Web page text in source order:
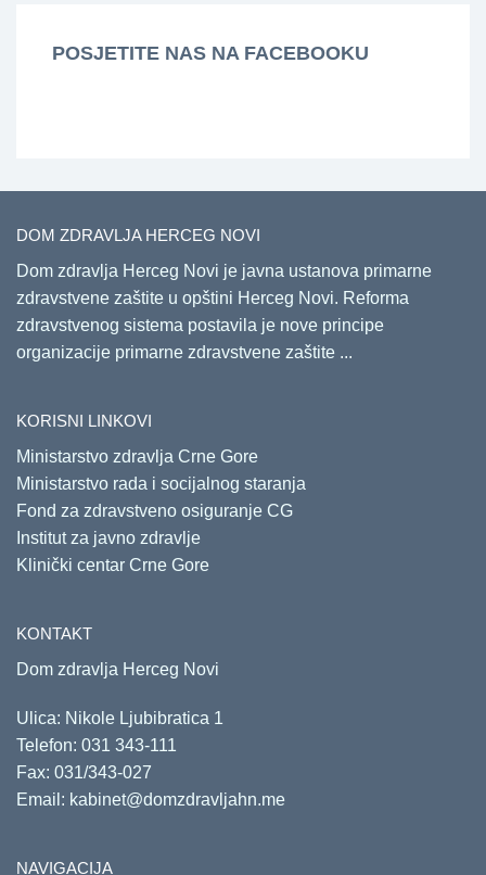
POSJETITE NAS NA FACEBOOKU
DOM ZDRAVLJA HERCEG NOVI
Dom zdravlja Herceg Novi je javna ustanova primarne
zdravstvene zaštite u opštini Herceg Novi. Reforma
zdravstvenog sistema postavila je nove principe
organizacije primarne zdravstvene zaštite ...
KORISNI LINKOVI
Ministarstvo zdravlja Crne Gore
Ministarstvo rada i socijalnog staranja
Fond za zdravstveno osiguranje CG
Institut za javno zdravlje
Klinički centar Crne Gore
KONTAKT
Dom zdravlja Herceg Novi
Ulica: Nikole Ljubibratica 1
Telefon: 031 343-111
Fax: 031/343-027
Email: kabinet@domzdravljahn.me
NAVIGACIJA